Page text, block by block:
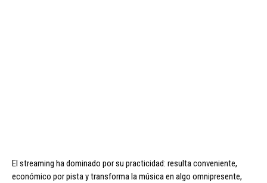
El streaming ha dominado por su practicidad: resulta conveniente,
económico por pista y transforma la música en algo omnipresente,